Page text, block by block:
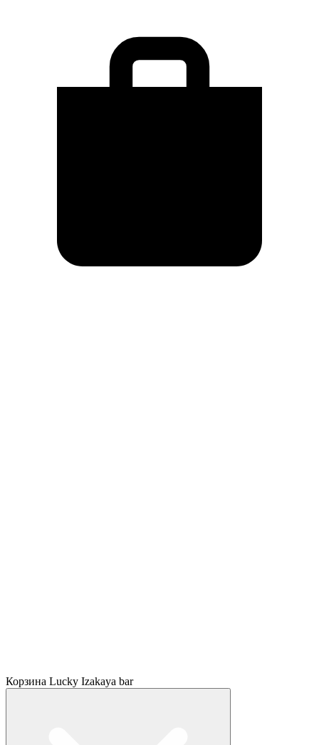
Корзина Lucky Izakaya bar